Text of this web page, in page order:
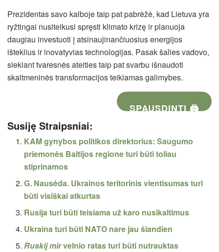
Prezidentas savo kalboje taip pat pabrėžė, kad Lietuva yra
ryžtingai nusiteikusi spręsti klimato krizę ir planuoja
daugiau investuoti į atsinaujinančiuosius energijos
išteklius ir inovatyvias technologijas. Pasak šalies vadovo,
siekiant tvaresnės ateities taip pat svarbu išnaudoti
skaitmeninės transformacijos teikiamas galimybes.
SPAUSDINTI 🖨
Susiję Straipsniai:
KAM gynybos politikos direktorius: Saugumo
priemonės Baltijos regione turi būti toliau
stiprinamos
G. Nausėda. Ukrainos teritorinis vientisumas turi
būti visiškai atkurtas
Rusija turi būti teisiama už karo nusikaltimus
Ukraina turi būti NATO nare jau šiandien
Ruskij mirvelnio ratas turi būti nutrauktas